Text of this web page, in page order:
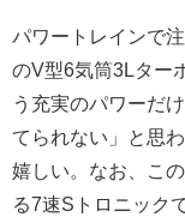
パワートレインで
のV型6気筒3Lター
う充実のパワーだ
てられない」と思
嬉しい。なお、こ
る7速Sトロニック